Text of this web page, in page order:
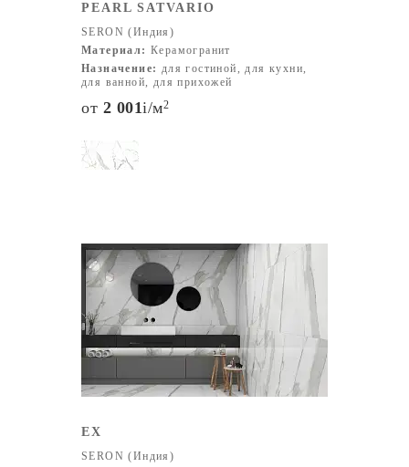
PEARL SATVARIO
SERON (Индия)
Материал: Керамогранит
Назначение: для гостиной, для кухни,
для ванной, для прихожей
от 2 001i/м2
EX
SERON (Индия)